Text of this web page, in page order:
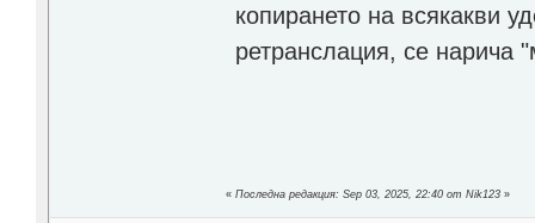
копирането на всякакви
ретранслация, се нарича
«Последна редакция: Sep 03, 2025, 22:40 от Nik123 »